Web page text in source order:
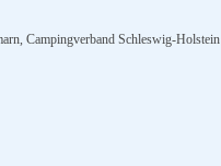
Campingverband Schleswig-Holstein